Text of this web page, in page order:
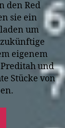
den Red
sie ein
um
eigenem
und
Stücke von